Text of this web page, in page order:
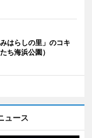
はらしの里」のコキ
ち海浜公園）
ュース